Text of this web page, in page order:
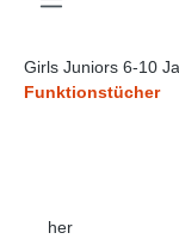
Girls Juniors 6-10
Funktionstücher
her